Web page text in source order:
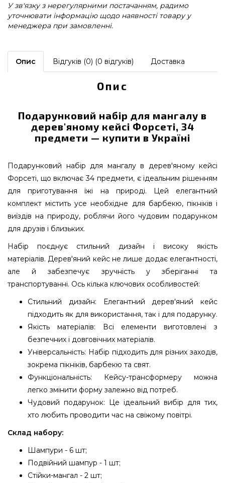
У зв'язку з нерегулярними постачанням, радимо
уточнювати інформацію щодо наявності товару у
менеджера при замовленні.
Опис Відгуків (0) (0 відгуків) Доставка
Опис
Подарунковий набір для мангалу в
дерев'яному кейсі Форсеті, 34
предмети — купити в Україні
Подарунковий набір для мангалу в дерев'яному кейсі
Форсеті, що включає 34 предмети, є ідеальним рішенням
для приготування їжі на природі. Цей елегантний
комплект містить усе необхідне для барбекю, пікніків і
виїздів на природу, роблячи його чудовим подарунком
для друзів і близьких.
Набір поєднує стильний дизайн і високу якість
матеріалів. Дерев'яний кейс не лише додає елегантності,
але й забезпечує зручність у зберіганні та
транспортуванні. Ось кілька ключових особливостей:
Стильний дизайн: Елегантний дерев'яний кейс
підходить як для використання, так і для подарунку.
Якість матеріалів: Всі елементи виготовлені з
безпечних і довговічних матеріалів.
Універсальність: Набір підходить для різних заходів,
зокрема пікніків, барбекю та свят.
Функціональність: Кейсу-трансформеру можна
легко змінити форму залежно від потреб.
Чудовий подарунок: Це ідеальний вибір для тих,
хто любить проводити час на свіжому повітрі.
Склад набору:
Шампури - 6 шт;
Подвійний шампур - 1 шт;
Стійки-мангал - 2 шт;